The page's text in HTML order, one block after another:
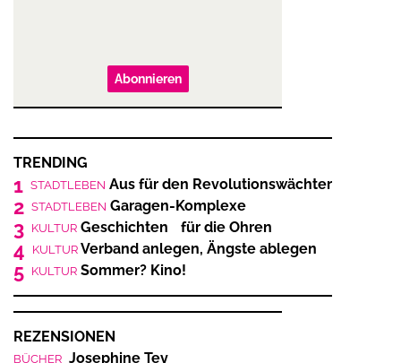
Abonnieren
TRENDING
1 STADTLEBEN Aus für den Revolutionswächter
2 STADTLEBEN Garagen-Komplexe
3 KULTUR Geschichten für die Ohren
4 KULTUR Verband anlegen, Ängste ablegen
5 KULTUR Sommer? Kino!
REZENSIONEN
BÜCHER Josephine Tey